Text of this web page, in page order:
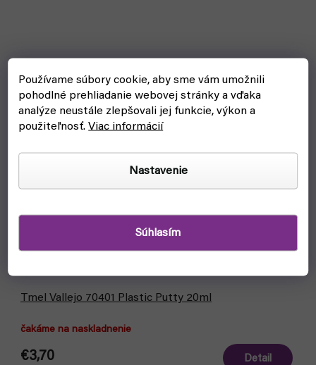
Používame súbory cookie, aby sme vám umožnili
pohodlné prehliadanie webovej stránky a vďaka
analýze neustále zlepšovali jej funkcie, výkon a
použiteľnosť.Viac informácií
Nastavenie
Súhlasím
Tmel Vallejo 70401 Plastic Putty 20ml
čakáme na naskladnenie
€3,70 Detail